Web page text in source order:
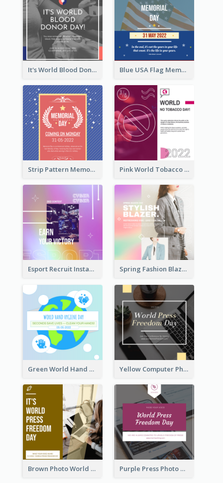
It's World Blood Donor Day Photo Instagram Post Blue USA Flag Memorial Day Instagram Post Design
Strip Pattern Memorial Day Instagram Post Pink World Tobacco Day Instagram Post
Esport Recruit Instagram Post Spring Fashion Blazer Instagram Post
Green World Hand Hygiene Day Instagram Post Yellow Computer Photo World Press Freedom Day Instagram Post
Brown Photo World Press Freedom Day Instagram Post Purple Press Photo World Press Freedom Day Instagram Post